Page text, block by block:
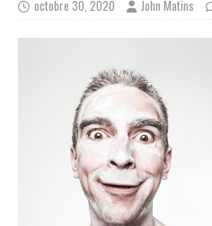
octobre 30, 2020 John Matins